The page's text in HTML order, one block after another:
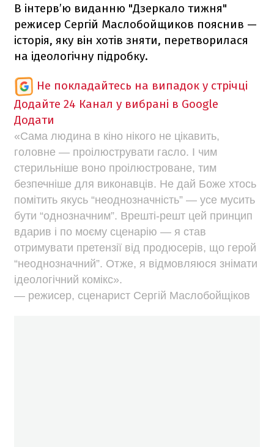
В інтерв’ю виданню "Дзеркало тижня"
режисер Сергій Маслобойщиков пояснив —
історія, яку він хотів зняти, перетворилася
на ідеологічну підробку.
Не покладайтесь на випадок у стрічці
Додайте 24 Канал у вибрані в Google
Додати
«Сама людина в кіно нікого не цікавить,
головне — проілюструвати гасло. І чим
стерильніше воно проілюстроване, тим
безпечніше для виконавців. Не дай Боже хтось
помітить якусь “неоднозначність” — усе мусить
бути “однозначним”. Врешті-решт цей принцип
вдарив і по моєму сценарію — я став
отримувати претензії від продюсерів, що герой
“неоднозначний”. Отже, я відмовляюся знімати
ідеологічний комікс».
— режисер, сценарист Сергій Маслобойщіков